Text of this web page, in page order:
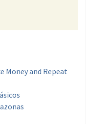
Money and Repeat